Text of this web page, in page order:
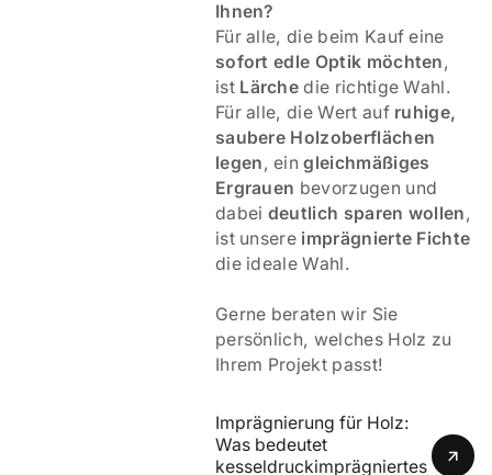
Ihnen?
Für alle, die beim Kauf eine
sofort edle Optik möchten,
ist Lärchedie richtige Wahl.
Für alle, die Wert auf ruhige,
saubere Holzoberflächen
legen, eingleichmäßiges
Ergrauen bevorzugen und
dabei deutlich sparen wollen,
ist unsere imprägnierte Fichte
die ideale Wahl.
Gerne beraten wir Sie
persönlich, welches Holz zu
Ihrem Projekt passt!
Imprägnierung für Holz:
Was bedeutet
kesseldruckimprägniertes